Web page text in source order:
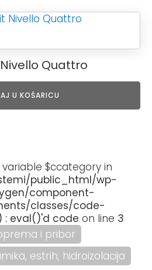
Quattro
U KOŠARICU
variable $ccategory in
public_html/wp-
component-
classes/code-
: eval()'d code on line 3
i pribor
estrih, hidroizolacija